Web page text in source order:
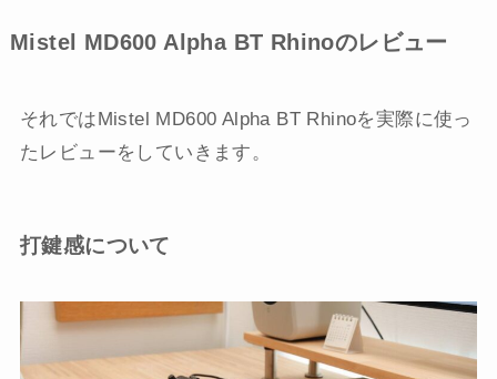
Mistel MD600 Alpha BT Rhinoのレビュー
それではMistel MD600 Alpha BT Rhinoを実際に使っ
たレビューをしていきます。
打鍵感について